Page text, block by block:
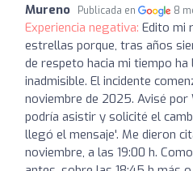
Mureno Publicada en 8
Experiencia negativa: Edito mi
estrellas porque, tras años
de respeto hacia mi tiempo
inadmisible. El incidente
noviembre de 2025. Avisé por
podría asistir y solicité el
llegó el mensaje'. Me dieron
noviembre, a las 19:00 h.